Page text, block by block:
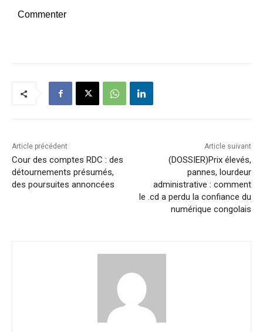
Commenter
Article précédent
Cour des comptes RDC : des
détournements présumés,
des poursuites annoncées
Article suivant
(DOSSIER)Prix élevés,
pannes, lourdeur
administrative : comment
le .cd a perdu la confiance du
numérique congolais